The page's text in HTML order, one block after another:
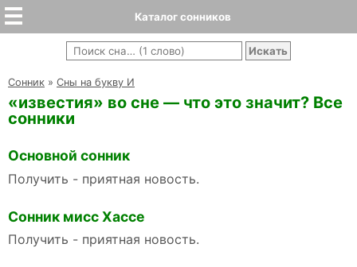
Каталог сонников
Cонник » Сны на букву И
«известия» во сне — что это значит? Все
сонники
Основной сонник
Получить - приятная новость.
Сонник мисс Хассе
Получить - приятная новость.